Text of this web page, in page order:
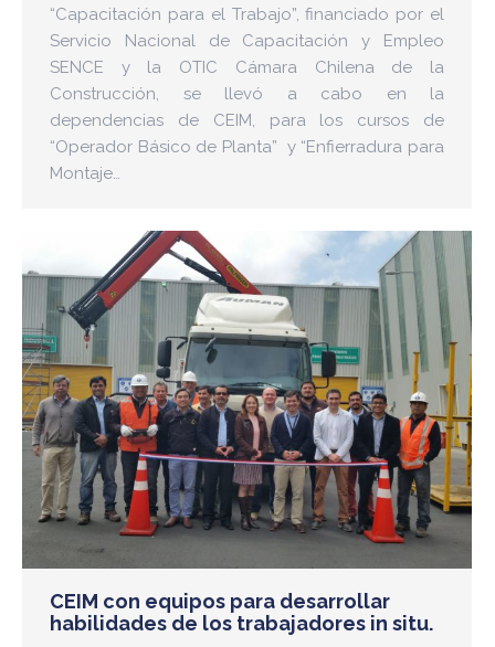
“Capacitación para el Trabajo”, financiado por el
Servicio Nacional de Capacitación y Empleo
SENCE y la OTIC Cámara Chilena de la
Construcción, se llevó a cabo en la
dependencias de CEIM, para los cursos de
“Operador Básico de Planta” y “Enfierradura para
Montaje…
CEIM con equipos para desarrollar
habilidades de los trabajadores in situ.